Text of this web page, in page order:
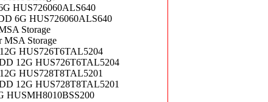
HUS726060ALS640
6G HUS726060ALS640
Storage
Storage
HUS726T6TAL5204
12G HUS726T6TAL5204
HUS728T8TAL5201
12G HUS728T8TAL5201
HUSMH8010BSS200